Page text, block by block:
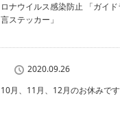
ロナウイルス感染防止 「ガイ
言ステッカー」
2020.09.26
10月、11月、12月のお休みです